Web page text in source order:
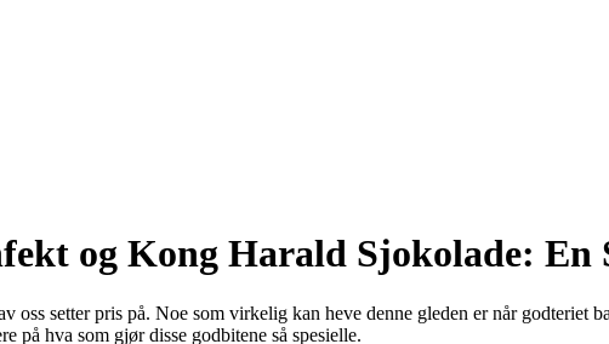
og Kong Harald Sjokolade: En
oss setter pris på. Noe som virkelig kan heve denne gleden er når
på hva som gjør disse godbitene så spesielle.